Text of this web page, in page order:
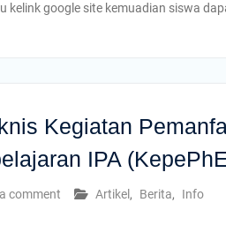
kelink google site kemuadian siswa
Kegiatan
IPA
comment Artikel , Berita, Info